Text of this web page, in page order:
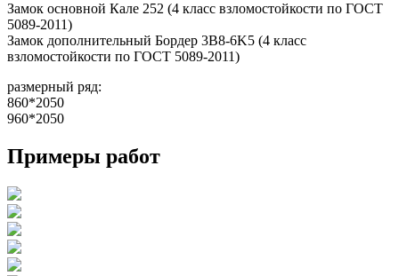
Замок основной Кале 252 (4 класс взломостойкости по ГОСТ
5089-2011)
Замок дополнительный Бордер 3B8-6K5 (4 класс
взломостойкости по ГОСТ 5089-2011)
размерный ряд:
860*2050
960*2050
Примеры работ